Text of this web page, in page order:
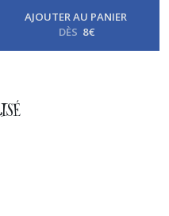
AJOUTER AU PANIER
DÈS 8€